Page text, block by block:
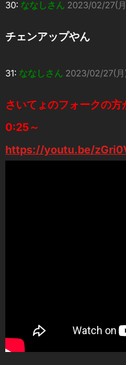
30: ななしさん 2023/02/27(
チェンアップやん
31: ななしさん 2023/02/27(
さいてょのフォークの
0:25～
https://youtu.be/